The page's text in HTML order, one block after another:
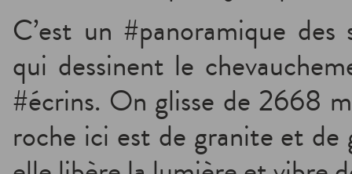
C’est un #panoramique
qui dessinent le
#écrins. On glisse de 2668
roche ici est de granite et de